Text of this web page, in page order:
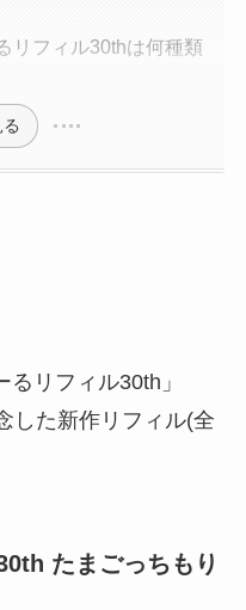
リフィル30thは何種類
リフィル30th」
した新作リフィル(全
たまごっちもり